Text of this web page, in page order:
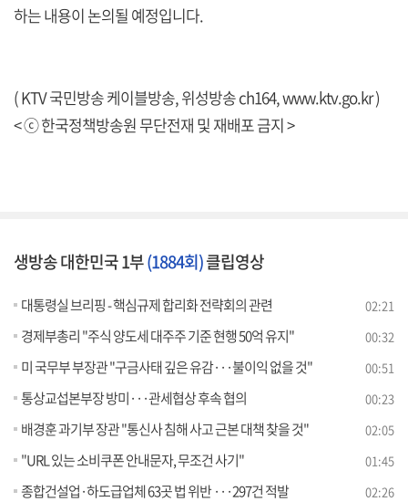
하는 내용이 논의될 예정입니다.
( KTV 국민방송 케이블방송, 위성방송 ch164,www.ktv.go.kr)
< ⓒ 한국정책방송원 무단전재 및 재배포 금지 >
생방송 대한민국 1부(1884회)클립영상
대통령실 브리핑 - 핵심규제 합리화 전략회의 관련 02:21
경제부총리 "주식 양도세 대주주 기준 현행 50억 유지" 00:32
미 국무부 부장관 "구금사태 깊은 유감···불이익 없을 것" 00:51
통상교섭본부장 방미···관세협상 후속 협의 00:23
배경훈 과기부 장관 "통신사 침해 사고 근본 대책 찾을 것" 02:05
"URL 있는 소비쿠폰 안내문자, 무조건 사기" 01:45
종합건설업·하도급업체 63곳 법 위반 ···297건 적발 02:26